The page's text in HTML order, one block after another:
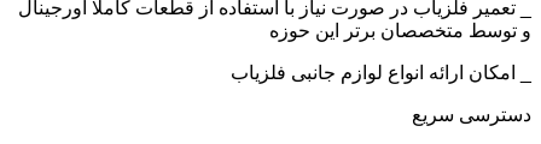
_ تعمیر فلزیاب در صورت نیاز با استفاده از قطعات کاملا اورجینال
و توسط متخصصان برتر این حوزه
_ امکان ارائه انواع لوازم جانبی فلزیاب
دسترسی سریع